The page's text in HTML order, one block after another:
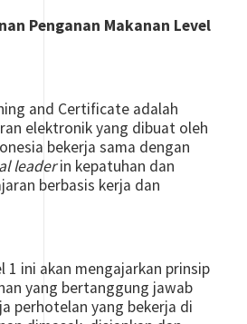
Penganan Makanan Level
and Certificate adalah
elektronik yang dibuat oleh
bekerja sama dengan
leaderin kepatuhan dan
berbasis kerja dan
1 ini akan mengajarkan prinsip
yang bertanggung jawab
perhotelan yang bekerja di